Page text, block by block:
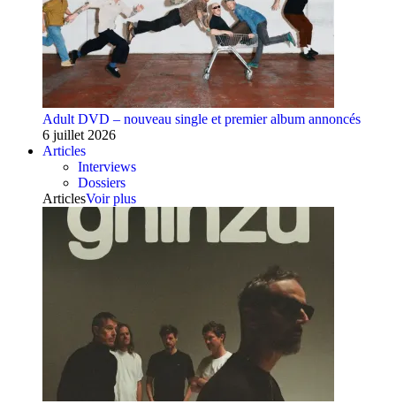
Adult DVD – nouveau single et premier album annoncés
6 juillet 2026
Articles
Interviews
Dossiers
ArticlesVoir plus